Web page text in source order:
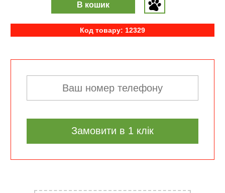
В кошик
Код товару: 12329
Замовити в 1 клік